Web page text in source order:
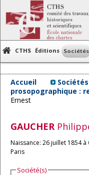
CTHS Éditions Sociétés
Accueil
prosopographique :
Ernest
GAUCHER
Naissance: 26 juillet 1854
Paris
Société(s)